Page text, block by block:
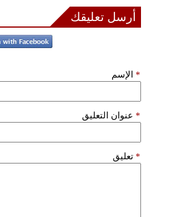
أرسل تعليقك
الإسم *
عنوان التعليق *
تعليق *